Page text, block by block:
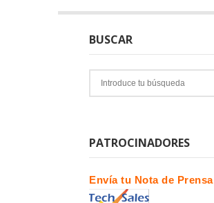
BUSCAR
PATROCINADORES
Envía tu Nota de Prensa